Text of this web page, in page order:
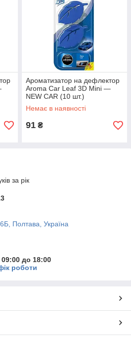
Ароматизатор на дефлектор
Aroma Car Leaf 3D Mini —
NEW CAR (10 шт.)
Немає в наявності
91 ₴
за рік
Полтава, Україна
до 18:00
роботи